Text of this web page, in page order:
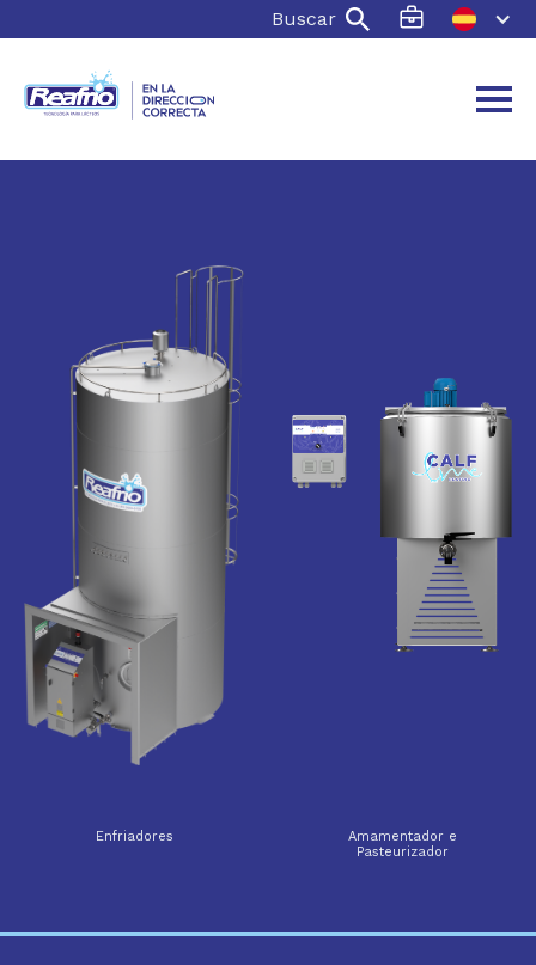
Buscar
Enfriadores
Amamentador e
Pasteurizador